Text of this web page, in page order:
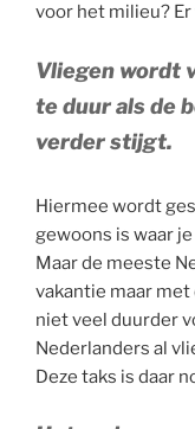
voor het milieu?
Vliegen wordt
te duur als de
verder stijgt.
Hiermee wordt
gewoons is waar
Maar de meeste
vakantie maar
niet veel duurder
Nederlanders al
Deze taks is daar